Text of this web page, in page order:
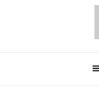
opt-